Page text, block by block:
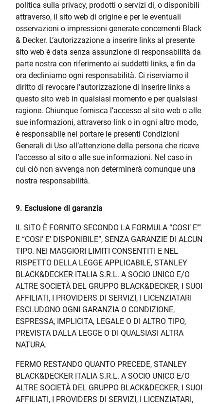
politica sulla privacy, prodotti o servizi di, o disponibili
attraverso, il sito web di origine e per le eventuali
osservazioni o impressioni generate concernenti Black
& Decker. L’autorizzazione a inserire links al presente
sito web è data senza assunzione di responsabilità da
parte nostra con riferimento ai suddetti links, e fin da
ora decliniamo ogni responsabilità. Ci riserviamo il
diritto di revocare l’autorizzazione di inserire links a
questo sito web in qualsiasi momento e per qualsiasi
ragione. Chiunque fornisca l’accesso al sito web o alle
sue informazioni, attraverso link o in ogni altro modo,
è responsabile nel portare le presenti Condizioni
Generali di Uso all’attenzione della persona che riceve
l’accesso al sito o alle sue informazioni. Nel caso in
cui ciò non avvenga non determinerà comunque una
nostra responsabilità.
9. Esclusione di garanzia
IL SITO È FORNITO SECONDO LA FORMULA “COSI’ E’”
E “COSI’ E’ DISPONIBILE”, SENZA GARANZIE DI ALCUN
TIPO. NEI MAGGIORI LIMITI CONSENTITI E NEL
RISPETTO DELLA LEGGE APPLICABILE, STANLEY
BLACK&DECKER ITALIA S.R.L. A SOCIO UNICO E/O
ALTRE SOCIETÀ DEL GRUPPO BLACK&DECKER, I SUOI
AFFILIATI, I PROVIDERS DI SERVIZI, I LICENZIATARI
ESCLUDONO OGNI GARANZIA O CONDIZIONE,
ESPRESSA, IMPLICITA, LEGALE O DI ALTRO TIPO,
PREVISTA DALLA LEGGE O DI QUALSIASI ALTRA
NATURA.
FERMO RESTANDO QUANTO PRECEDE, STANLEY
BLACK&DECKER ITALIA S.R.L. A SOCIO UNICO E/O
ALTRE SOCIETÀ DEL GRUPPO BLACK&DECKER, I SUOI
AFFILIATI, I PROVIDERS DI SERVIZI, I LICENZIATARI,